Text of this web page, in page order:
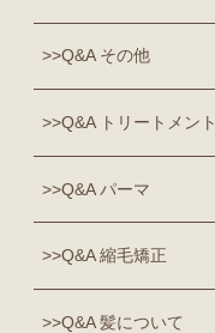
Q&A その他
Q&A トリートメント
Q&A パーマ
Q&A 縮毛矯正
Q&A 髪について